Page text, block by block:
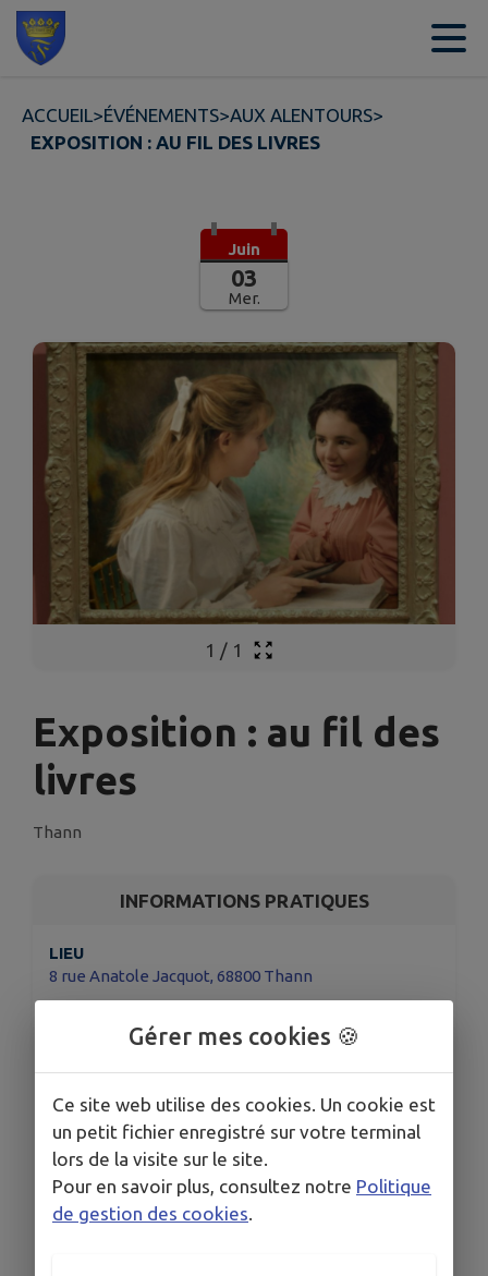
Contenu
ACCUEIL>ÉVÉNEMENTS>AUX ALENTOURS>
EXPOSITION : AU FIL DES LIVRES
Juin
03
Mer.
1 / 1
Exposition : au fil des
livres
Thann
INFORMATIONS PRATIQUES
LIEU
8 rue Anatole Jacquot, 68800 Thann
Le mer. 12 août
Le mer. 19 août
Du ven. 21 août au sam. 22 août
Le mer. 26 août
Voir plus (1 de plus)
HORAIRES
Aux heures d'ouverture de la micro-folie
Gérer mes cookies 🍪
Ce site web utilise des cookies. Un cookie est
un petit fichier enregistré sur votre terminal
lors de la visite sur le site.
Pour en savoir plus, consultez notre Politique
de gestion des cookies.